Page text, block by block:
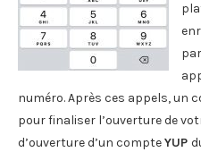
numéro. Après ces appels, un
pour finaliser l’ouverture de
d’ouverture d’un compteYUP